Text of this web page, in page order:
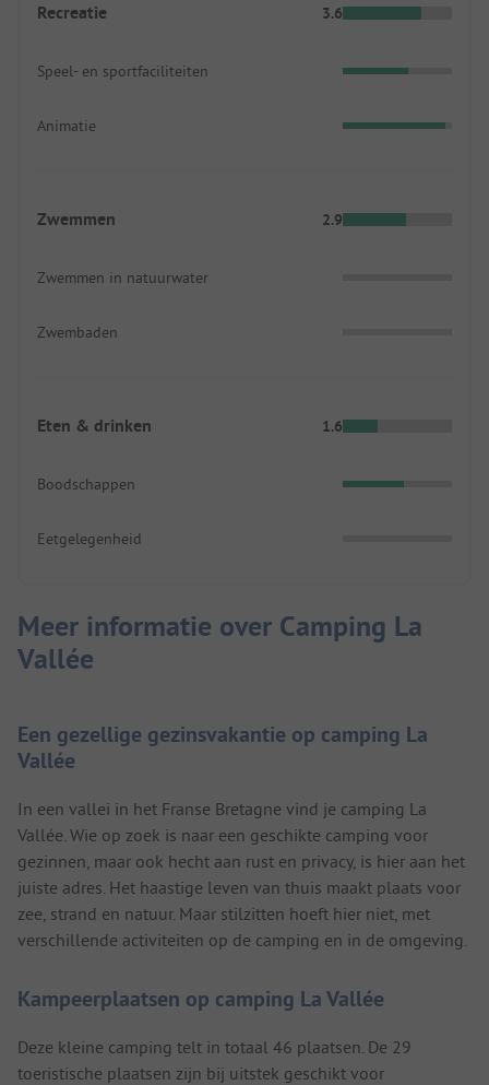
Recreatie 3.6
Speel- en sportfaciliteiten
Animatie
Zwemmen 2.9
Zwemmen in natuurwater
Zwembaden
Eten & drinken 1.6
Boodschappen
Eetgelegenheid
Meer informatie over Camping La
Vallée
Een gezellige gezinsvakantie op camping La
Vallée
In een vallei in het Franse Bretagne vind je camping La
Vallée. Wie op zoek is naar een geschikte camping voor
gezinnen, maar ook hecht aan rust en privacy, is hier aan het
juiste adres. Het haastige leven van thuis maakt plaats voor
zee, strand en natuur. Maar stilzitten hoeft hier niet, met
verschillende activiteiten op de camping en in de omgeving.
Kampeerplaatsen op camping La Vallée
Deze kleine camping telt in totaal 46 plaatsen. De 29
toeristische plaatsen zijn bij uitstek geschikt voor